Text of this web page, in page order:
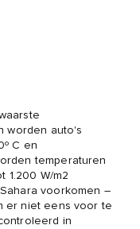
worden auto's
C en
temperaturen
1.200 W/m2
voorkomen –
er niet eens voor te
in